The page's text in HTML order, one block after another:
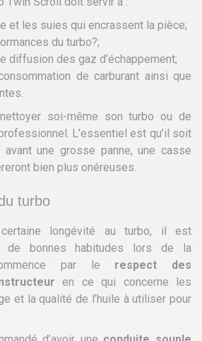
et les suies qui encrassent la pièce;
du turbo?;
diffusion des gaz d’échappement;
de carburant ainsi que
soi-même son turbo ou de
L’essentiel est qu’il soit
une grosse panne, une casse
bien plus onéreuses.
turbo
longévité au turbo, il est
de bonnes habitudes lors de la
par le respect des
en ce qui concerne les
et la qualité de l’huile à utiliser pour